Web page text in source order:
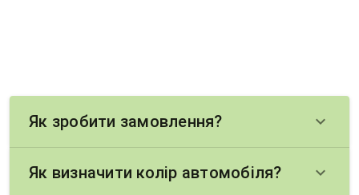
Як зробити замовлення? keyboard_arrow_down
Як визначити колір автомобіля? keyboard_arrow_down